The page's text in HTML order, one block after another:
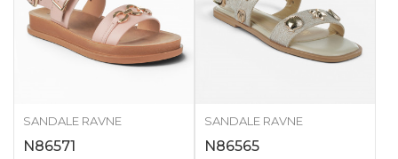
SANDALE RAVNE
N86571
SANDALE RAVNE
N86565